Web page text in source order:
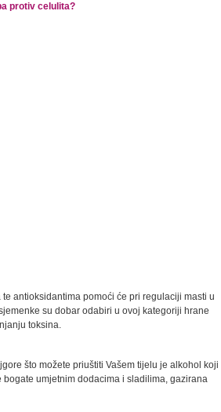
protiv celulita?
antioksidantima pomoći će pri regulaciji masti u
su dobar odabiri u ovoj kategoriji hrane
toksina.
što možete priuštiti Vašem tijelu je alkohol koji
umjetnim dodacima i sladilima, gazirana